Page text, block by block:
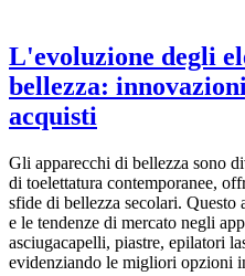
L'evoluzione degli
bellezza:
acquisti
Gli apparecchi di bellezza sono
di toelettatura contemporanee,
sfide di bellezza secolari.
e le tendenze di mercato negli
asciugacapelli, piastre, epilatori
evidenziando le migliori opzioni